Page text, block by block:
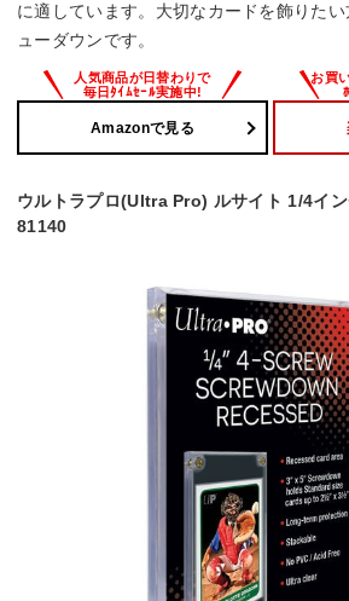
に適しています。大切なカードを飾りた
ューダウンです。
Amazonで見る
ウルトラプロ(Ultra Pro) ルサイト 1/4イ
81140